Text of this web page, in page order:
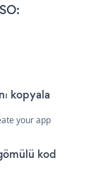
kopyala
your app
kod